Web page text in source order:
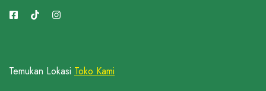
Temukan Lokasi Toko Kami